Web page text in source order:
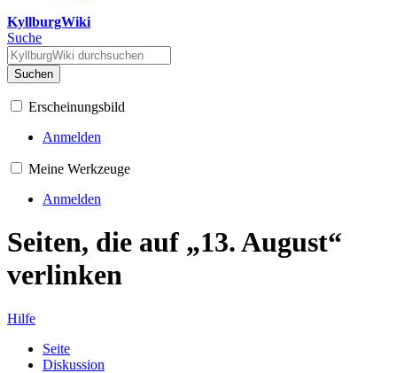
KyllburgWiki
Suche
Suchen
Erscheinungsbild
Anmelden
Meine Werkzeuge
Anmelden
Seiten, die auf „13. August“
verlinken
Hilfe
Seite
Diskussion